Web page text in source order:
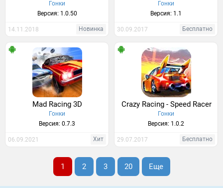
Гонки
Версия: 1.0.50
14.11.2018 Новинка
Гонки
Версия: 1.1
30.09.2017 Бесплатно
Mad Racing 3D
Гонки
Версия: 0.7.3
06.09.2021 Хит
Crazy Racing - Speed Racer
Гонки
Версия: 1.0.2
29.07.2017 Бесплатно
1 2 3 20 Еще